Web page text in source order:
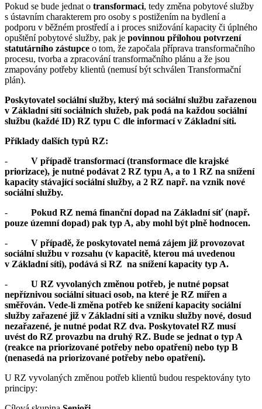
Pokud se bude jednat o transformaci, tedy změna pobytové služby
s ústavním charakterem pro osoby s postižením na bydlení a
podporu v běžném prostředí a i proces snižování kapacity či úplného
opuštění pobytové služby, pak je povinnou přílohou potvrzení
statutárního zástupce o tom, že započala příprava transformačního
procesu, tvorba a zpracování transformačního plánu a že jsou
zmapovány potřeby klientů (nemusí být schválen Transformační
plán).
Poskytovatel sociální služby, který má sociální službu zařazenou
v Základní sítí sociálních služeb, pak podá na každou sociální
službu (každé ID) RZ typu C dle informací v Základní síti.
Příklady dalších typů RZ:
- V případě transformací (transformace dle krajské
priorizace), je nutné podávat 2 RZ typu A, a to 1 RZ na snížení
kapacity stávající sociální služby, a 2 RZ např. na vznik nové
sociální služby.
- Pokud RZ nemá finanční dopad na Základní síť (např.
pouze územní dopad) pak typ A, aby mohl být plně hodnocen.
- V případě, že poskytovatel nemá zájem již provozovat
sociální službu v rozsahu (v kapacitě, kterou má uvedenou
v Základní síti), podává si RZ na snížení kapacity typ A.
- U RZ vyvolaných změnou potřeb, je nutné popsat
nepříznivou sociální situaci osob, na které je RZ mířen a
směřován. Vede-li změna potřeb ke snížení kapacity sociální
služby zařazené již v Základní síti a vzniku služby nové, dosud
nezařazené, je nutné podat RZ dva. Poskytovatel RZ musí
uvést do RZ provazbu na druhý RZ. Bude se jednat o typ A
(reakce na priorizované potřeby nebo opatření) nebo typ B
(nenasedá na priorizované potřeby nebo opatření).
U RZ vyvolaných změnou potřeb klientů budou respektovány tyto
principy: